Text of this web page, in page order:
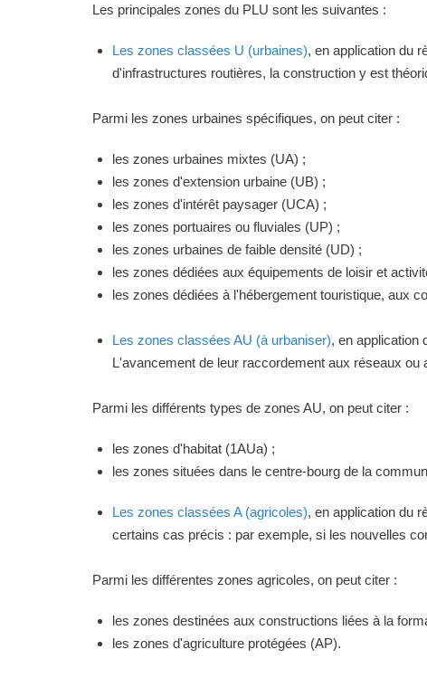
Les principales zones du PLU sont les suivantes :
Les zones classées U (urbaines), en application du
d'infrastructures routières, la construction y est
Parmi les zones urbaines spécifiques, on peut citer :
les zones urbaines mixtes (UA) ;
les zones d'extension urbaine (UB) ;
les zones d'intérêt paysager (UCA) ;
les zones portuaires ou fluviales (UP) ;
les zones urbaines de faible densité (UD) ;
les zones dédiées aux équipements de loisir et
les zones dédiées à l'hébergement touristique, aux
Les zones classées AU (à urbaniser), en application
L'avancement de leur raccordement aux réseaux
Parmi les différents types de zones AU, on peut citer :
les zones d'habitat (1AUa) ;
les zones situées dans le centre-bourg de la
Les zones classées A (agricoles), en application du
certains cas précis : par exemple, si les nouvelles
Parmi les différentes zones agricoles, on peut citer :
les zones destinées aux constructions liées à la
les zones d'agriculture protégées (AP).